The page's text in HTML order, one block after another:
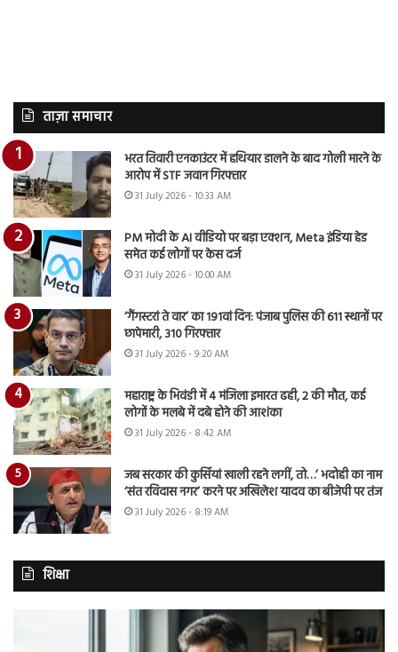
ताज़ा समाचार
भरत तिवारी एनकाउंटर में हथियार डालने के बाद गोली मारने के
आरोप में STF जवान गिरफ्तार
31 July 2026 - 10:33 AM
PM मोदी के AI वीडियो पर बड़ा एक्शन, Meta इंडिया हेड
समेत कई लोगों पर केस दर्ज
31 July 2026 - 10:00 AM
‘गैंगस्टरां ते वार’ का 191वां दिन: पंजाब पुलिस की 611 स्थानों पर
छापेमारी, 310 गिरफ्तार
31 July 2026 - 9:20 AM
महाराष्ट्र के भिवंडी में 4 मंजिला इमारत ढही, 2 की मौत, कई
लोगों के मलबे में दबे होने की आशंका
31 July 2026 - 8:42 AM
जब सरकार की कुर्सियां खाली रहने लगीं, तो…’ भदोही का नाम
‘संत रविदास नगर’ करने पर अखिलेश यादव का बीजेपी पर तंज
31 July 2026 - 8:19 AM
शिक्षा